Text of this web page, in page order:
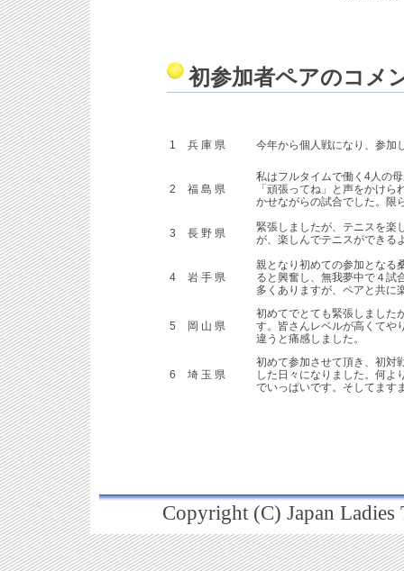
初参加者ペアのコメ
1 兵 庫 県 今年から個人戦になり、参加
2 福 島 県
私はフルタイムで働く4人の
「頑張ってね」と声をかけ
かせながらの試合でした。限
3 長 野 県
緊張しましたが、テニスを楽
が、楽しんでテニスができる
4 岩 手 県
親となり初めての参加となる
ると興奮し、無我夢中で４試
多くありますが、ペアと共に
5 岡 山 県
初めてでとても緊張しました
す。皆さんレベルが高くてや
違うと痛感しました。
6 埼 玉 県
初めて参加させて頂き、初対
した日々になりました。何よ
でいっぱいです。そしてます
Copyright (C) Japan